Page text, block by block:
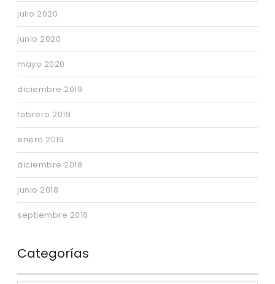
julio 2020
junio 2020
mayo 2020
diciembre 2019
febrero 2019
enero 2019
diciembre 2018
junio 2018
septiembre 2016
Categorías